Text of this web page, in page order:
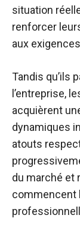
situation
renforcer
aux
Tandis qu’ils
l’entreprise,
acquièrent
dynamiques
atouts
du marché et
commencent